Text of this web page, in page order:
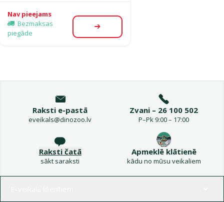
Nav pieejams
Bezmaksas
piegāde
Apskatīt
Raksti e-pastā
eveikals@dinozoo.lv
Zvani – 26 100 502
P–Pk 9:00 – 17:00
Raksti čatā
sākt saraksti
Apmeklē klātienē
kādu no mūsu veikaliem